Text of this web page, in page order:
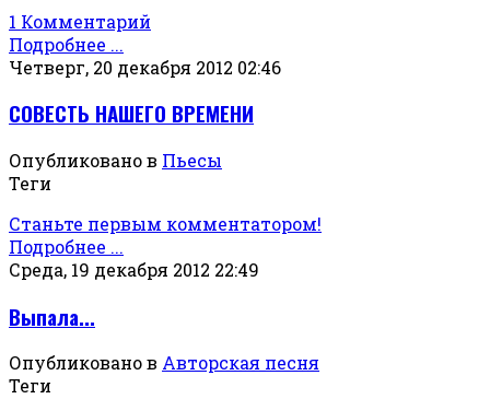
1 Комментарий
Подробнее ...
Четверг, 20 декабря 2012 02:46
СОВЕСТЬ НАШЕГО ВРЕМЕНИ
Опубликовано в Пьесы
Теги
Станьте первым комментатором!
Подробнее ...
Среда, 19 декабря 2012 22:49
Выпала...
Опубликовано в Авторская песня
Теги